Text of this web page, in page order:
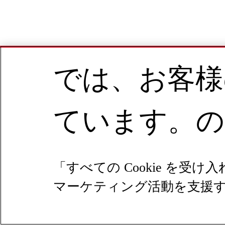
では、お客
ています。
「すべての Cookie を受け
マーケティング活動を支援